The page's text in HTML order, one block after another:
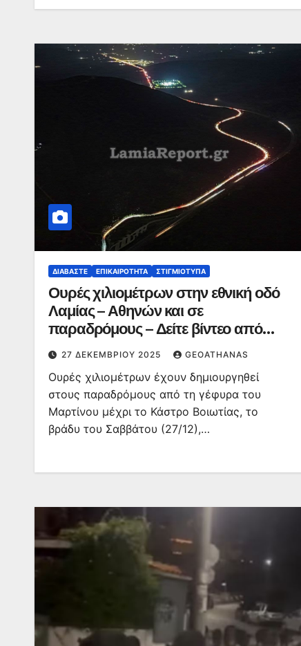
ΔΙΑΒΆΣΤΕ ΕΠΙΚΑΙΡΌΤΗΤΑ ΣΤΙΓΜΙΌΤΥΠΑ
Ουρές χιλιομέτρων στην εθνική οδό
Λαμίας – Αθηνών και σε
παραδρόμους – Δείτε βίντεο από
drone
27 ΔΕΚΕΜΒΡΊΟΥ 2025 GEOATHANAS
Ουρές χιλιομέτρων έχουν δημιουργηθεί
στους παραδρόμους από τη γέφυρα του
Μαρτίνου μέχρι το Κάστρο Βοιωτίας, το
βράδυ του Σαββάτου (27/12),…